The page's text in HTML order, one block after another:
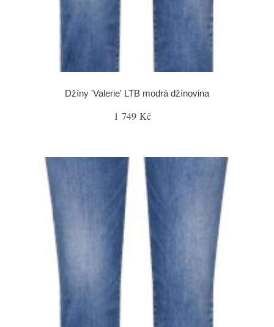
Džíny 'Valerie' LTB modrá džínovina
1 749 Kč